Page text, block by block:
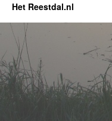
Het Reestdal.nl